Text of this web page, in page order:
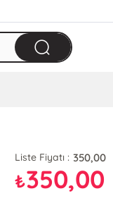
Liste Fiyatı : 350,00
₺350,00